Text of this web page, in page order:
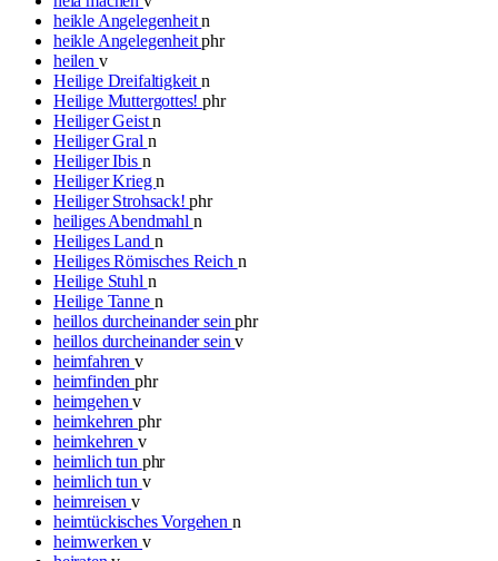
heikle Angelegenheitn
heikle Angelegenheitphr
heilen v
Heilige Dreifaltigkeit n
Heilige Muttergottes!phr
Heiliger Geistn
Heiliger Gral n
Heiliger Ibis n
Heiliger Kriegn
Heiliger Strohsack!phr
heiliges Abendmahl n
Heiliges Land n
Heiliges Römisches Reich n
Heilige Stuhl n
Heilige Tanne n
heillos durcheinander seinphr
heillos durcheinander seinv
heimfahrenv
heimfindenphr
heimgehenv
heimkehrenphr
heimkehrenv
heimlich tun phr
heimlich tun v
heimreisenv
heimtückisches Vorgehen n
heimwerkenv